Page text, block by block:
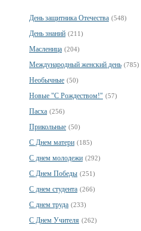
День защитника Отечества (548)
День знаний (211)
Масленица (204)
Международный женский день (785)
Необычные (50)
Новые "С Рождеством!" (57)
Пасха (256)
Прикольные (50)
С Днем матери (185)
С днем молодежи (292)
С Днем Победы (251)
С днем студента (266)
С днем труда (233)
С Днем Учителя (262)